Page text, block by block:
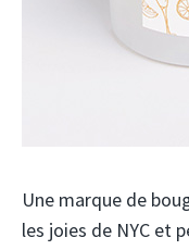
Une marque de
les joies de NYC et